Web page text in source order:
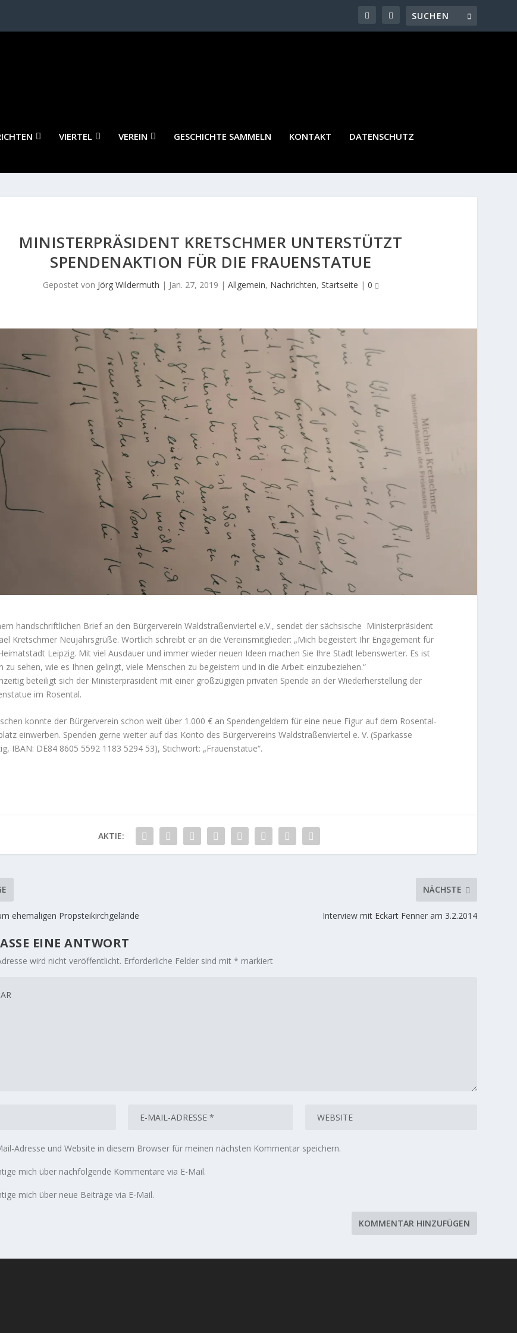
VIERTEL VEREIN GESCHICHTE SAMMELN KONTAKT DATENSCHUTZ
MINISTERPRÄSIDENT KRETSCHMER UNTERSTÜTZT
SPENDENAKTION FÜR DIE FRAUENSTATUE
Gepostet von Jörg Wildermuth | Jan. 27, 2019 | Allgemein, Nachrichten, Startseite | 0
handschriftlichen Brief an den Bürgerverein Waldstraßenviertel e.V., sendet der sächsische Ministerpräsident
Kretschmer Neujahrsgrüße. Wörtlich schreibt er an die Vereinsmitglieder: „Mich begeistert Ihr Engagement für
Leipzig. Mit viel Ausdauer und immer wieder neuen Ideen machen Sie Ihre Stadt lebenswerter. Es ist
zu sehen, wie es Ihnen gelingt, viele Menschen zu begeistern und in die Arbeit einzubeziehen.“
beteiligt sich der Ministerpräsident mit einer großzügigen privaten Spende an der Wiederherstellung der
im Rosental.
konnte der Bürgerverein schon weit über 1.000 € an Spendengeldern für eine neue Figur auf dem Rosental-
einwerben. Spenden gerne weiter auf das Konto des Bürgervereins Waldstraßenviertel e. V. (Sparkasse
IBAN: DE84 8605 5592 1183 5294 53), Stichwort: „Frauenstatue“.
AKTIE:
ehemaligen Propsteikirchgelände
NÄCHSTE
Interview mit Eckart Fenner am 3.2.2014
EINE ANTWORT
wird nicht veröffentlicht. Erforderliche Felder sind mit * markiert
Adresse und Website in diesem Browser für meinen nächsten Kommentar speichern.
mich über nachfolgende Kommentare via E-Mail.
mich über neue Beiträge via E-Mail.